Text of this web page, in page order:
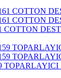
COTTON
TOPARLAYICI